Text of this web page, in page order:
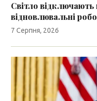
Світло відключають
відновлювальні
7 Серпня, 2026